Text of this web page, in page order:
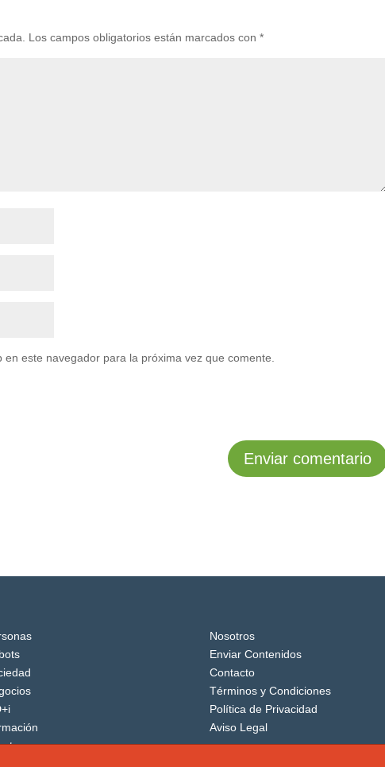
Los campos obligatorios están marcados con*
este navegador para la próxima vez que comente.
Nosotros
Enviar Contenidos
Contacto
Términos y Condiciones
Política de Privacidad
Aviso Legal